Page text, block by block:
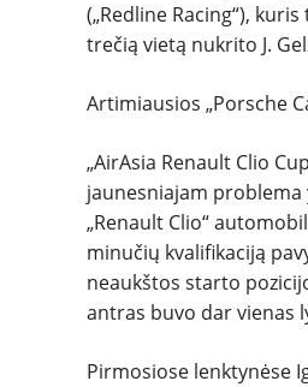
(„Redline Racing“),
trečią vietą nukrito J.
Artimiausios „Porsche
„AirAsia Renault Clio
jaunesniajam problema
„Renault Clio“
minučių kvalifikaciją
neaukštos starto
antras buvo dar vienas
Pirmosiose lenktynėse